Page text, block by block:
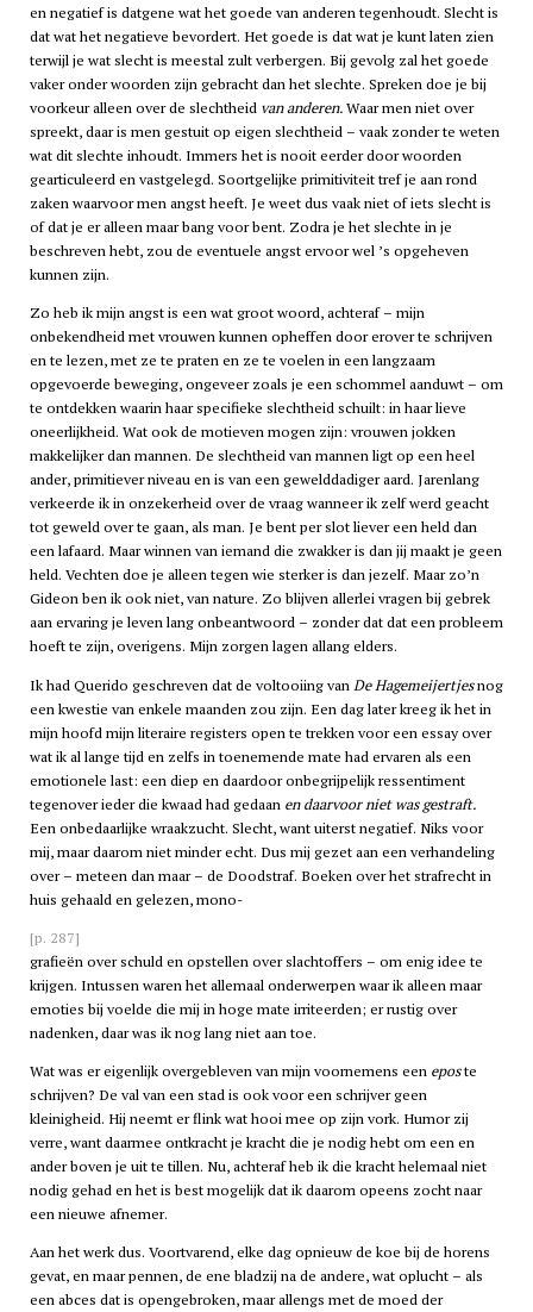
en negatief is datgene wat het goede van anderen tegenhoudt. Slecht is
dat wat het negatieve bevordert. Het goede is dat wat je kunt laten zien
terwijl je wat slecht is meestal zult verbergen. Bij gevolg zal het goede
vaker onder woorden zijn gebracht dan het slechte. Spreken doe je bij
voorkeur alleen over de slechtheid van anderen.Waar men niet over
spreekt, daar is men gestuit op eigen slechtheid – vaak zonder te weten
wat dit slechte inhoudt. Immers het is nooit eerder door woorden
gearticuleerd en vastgelegd. Soortgelijke primitiviteit tref je aan rond
zaken waarvoor men angst heeft. Je weet dus vaak niet of iets slecht is
of dat je er alleen maar bang voor bent. Zodra je het slechte in je
beschreven hebt, zou de eventuele angst ervoor wel ’s opgeheven
kunnen zijn.
Zo heb ik mijn angst is een wat groot woord, achteraf – mijn
onbekendheid met vrouwen kunnen opheffen door erover te schrijven
en te lezen, met ze te praten en ze te voelen in een langzaam
opgevoerde beweging, ongeveer zoals je een schommel aanduwt – om
te ontdekken waarin haar specifieke slechtheid schuilt: in haar lieve
oneerlijkheid. Wat ook de motieven mogen zijn: vrouwen jokken
makkelijker dan mannen. De slechtheid van mannen ligt op een heel
ander, primitiever niveau en is van een gewelddadiger aard. Jarenlang
verkeerde ik in onzekerheid over de vraag wanneer ik zelf werd geacht
tot geweld over te gaan, als man. Je bent per slot liever een held dan
een lafaard. Maar winnen van iemand die zwakker is dan jij maakt je geen
held. Vechten doe je alleen tegen wie sterker is dan jezelf. Maar zo’n
Gideon ben ik ook niet, van nature. Zo blijven allerlei vragen bij gebrek
aan ervaring je leven lang onbeantwoord – zonder dat dat een probleem
hoeft te zijn, overigens. Mijn zorgen lagen allang elders.
Ik had Querido geschreven dat de voltooiing vanDe Hagemeijertjesnog
een kwestie van enkele maanden zou zijn. Een dag later kreeg ik het in
mijn hoofd mijn literaire registers open te trekken voor een essay over
wat ik al lange tijd en zelfs in toenemende mate had ervaren als een
emotionele last: een diep en daardoor onbegrijpelijk ressentiment
tegenover ieder die kwaad had gedaan en daarvoor niet was gestraft.
Een onbedaarlijke wraakzucht. Slecht, want uiterst negatief. Niks voor
mij, maar daarom niet minder echt. Dus mij gezet aan een verhandeling
over – meteen dan maar – de Doodstraf. Boeken over het strafrecht in
huis gehaald en gelezen, mono-
[p. 287]
grafieën over schuld en opstellen over slachtoffers – om enig idee te
krijgen. Intussen waren het allemaal onderwerpen waar ik alleen maar
emoties bij voelde die mij in hoge mate irriteerden; er rustig over
nadenken, daar was ik nog lang niet aan toe.
Wat was er eigenlijk overgebleven van mijn voornemens een eposte
schrijven? De val van een stad is ook voor een schrijver geen
kleinigheid. Hij neemt er flink wat hooi mee op zijn vork. Humor zij
verre, want daarmee ontkracht je kracht die je nodig hebt om een en
ander boven je uit te tillen. Nu, achteraf heb ik die kracht helemaal niet
nodig gehad en het is best mogelijk dat ik daarom opeens zocht naar
een nieuwe afnemer.
Aan het werk dus. Voortvarend, elke dag opnieuw de koe bij de horens
gevat, en maar pennen, de ene bladzij na de andere, wat oplucht – als
een abces dat is opengebroken, maar allengs met de moed der